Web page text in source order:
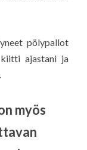
pölypallot
kiitti ajastani ja
myös